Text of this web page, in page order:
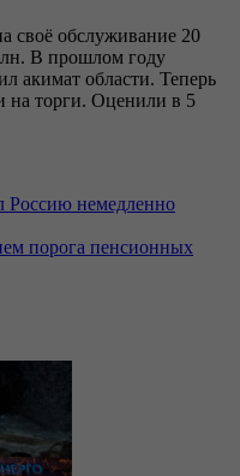
своё обслуживание 20
В прошлом году
акимат области. Теперь
на торги. Оценили в 5
Россию немедленно
порога пенсионных